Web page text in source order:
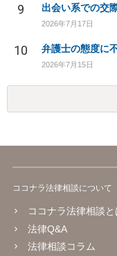
9 出会い系での交
2026年7月17日
10 弁護士の態度に
2026年7月15日
ココナラ法律相談について
ココナラ法律相談と
法律Q&A
法律相談コラム